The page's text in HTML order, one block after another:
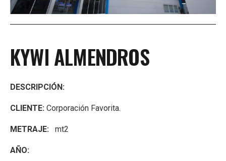
KYWI ALMENDROS
DESCRIPCIÓN:
CLIENTE: Corporación Favorita.
METRAJE: mt2
AÑO: